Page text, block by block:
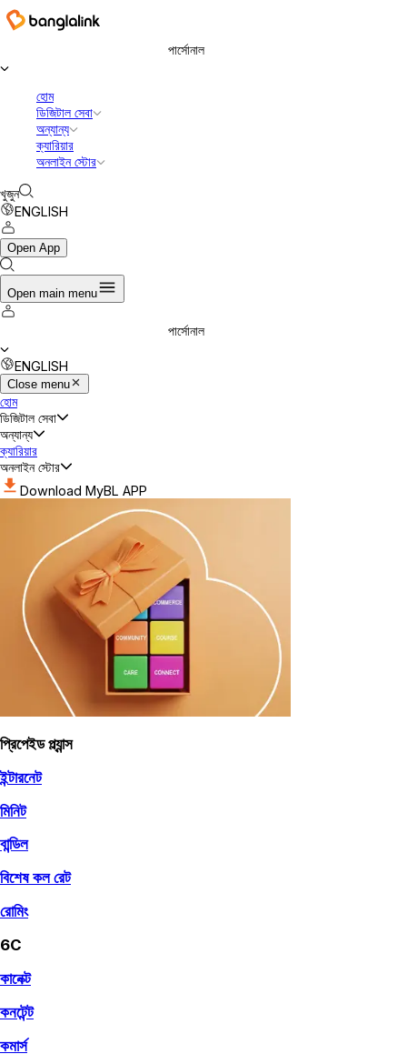
পার্সোনাল
হোম
ডিজিটাল সেবা
অন্যান্য
ক্যারিয়ার
অনলাইন স্টোর
খুজুন
ENGLISH
Open App
Open main menu
পার্সোনাল
ENGLISH
Close menu
হোম
ডিজিটাল সেবা
অন্যান্য
ক্যারিয়ার
অনলাইন স্টোর
Download MyBL APP
প্রিপেইড প্ল্যান্স
ইন্টারনেট
মিনিট
বান্ডিল
বিশেষ কল রেট
রোমিং
6C
কানেক্ট
কনটেন্ট
কমার্স
বাংলালিংক ডিজিটাল কমিউনিকেশনস লিমিটেড